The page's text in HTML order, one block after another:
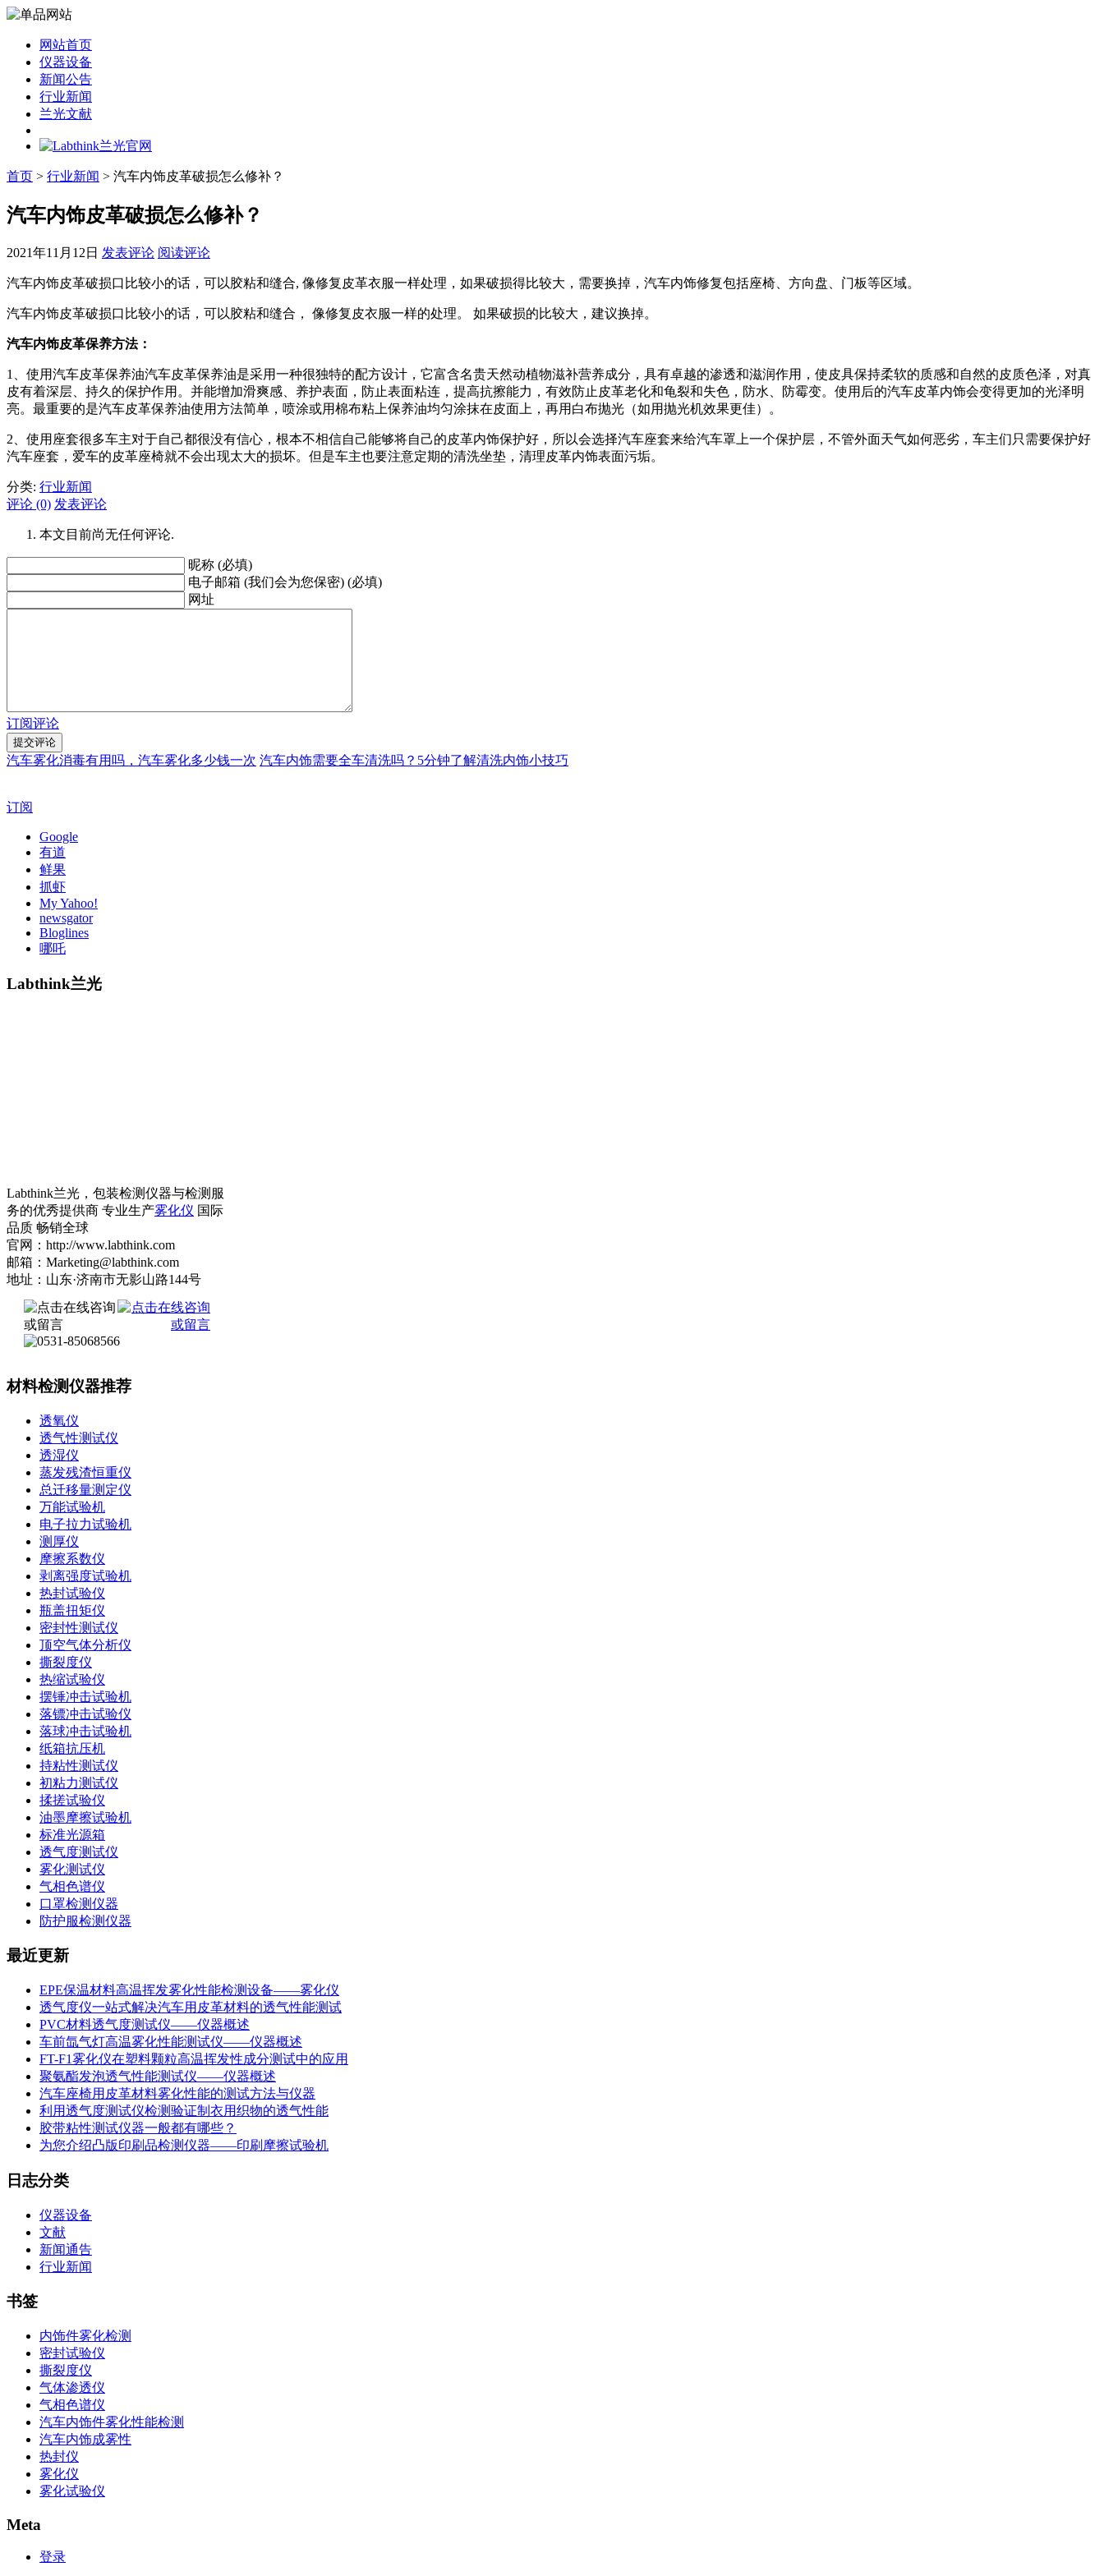
网站首页
仪器设备
新闻公告
行业新闻
兰光文献
首页 > 行业新闻 > 汽车内饰皮革破损怎么修补？
汽车内饰皮革破损怎么修补？
2021年11月12日 发表评论 阅读评论
汽车内饰皮革破损口比较小的话，可以胶粘和缝合, 像修复皮革衣服一样处理，如果破损得比较大，需要换掉，汽车内饰修复包括座椅、方向盘、门板等区域。
汽车内饰皮革破损口比较小的话，可以胶粘和缝合， 像修复皮衣服一样的处理。 如果破损的比较大，建议换掉。
汽车内饰皮革保养方法：
1、使用汽车皮革保养油汽车皮革保养油是采用一种很独特的配方设计，它富含名贵天然动植物滋补营养成分，具有卓越的渗透和滋润作用，使皮具保持柔软的质感和自然的皮质色泽，对真
皮有着深层、持久的保护作用。并能增加滑爽感、养护表面，防止表面粘连，提高抗擦能力，有效防止皮革老化和龟裂和失色，防水、防霉变。使用后的汽车皮革内饰会变得更加的光泽明
亮。最重要的是汽车皮革保养油使用方法简单，喷涂或用棉布粘上保养油均匀涂抹在皮面上，再用白布抛光（如用抛光机效果更佳）。
2、使用座套很多车主对于自己都很没有信心，根本不相信自己能够将自己的皮革内饰保护好，所以会选择汽车座套来给汽车罩上一个保护层，不管外面天气如何恶劣，车主们只需要保护好
汽车座套，爱车的皮革座椅就不会出现太大的损坏。但是车主也要注意定期的清洗坐垫，清理皮革内饰表面污垢。
分类: 行业新闻
评论 (0) 发表评论
本文目前尚无任何评论.
昵称 (必填)
电子邮箱 (我们会为您保密) (必填)
网址
订阅评论
汽车雾化消毒有用吗，汽车雾化多少钱一次 汽车内饰需要全车清洗吗？5分钟了解清洗内饰小技巧
订阅
Google
有道
鲜果
抓虾
My Yahoo!
newsgator
Bloglines
哪吒
Labthink兰光
Labthink兰光，包装检测仪器与检测服
务的优秀提供商 专业生产雾化仪 国际
品质 畅销全球
官网：http://www.labthink.com
邮箱：Marketing@labthink.com
地址：山东·济南市无影山路144号
材料检测仪器推荐
透氧仪
透气性测试仪
透湿仪
蒸发残渣恒重仪
总迁移量测定仪
万能试验机
电子拉力试验机
测厚仪
摩擦系数仪
剥离强度试验机
热封试验仪
瓶盖扭矩仪
密封性测试仪
顶空气体分析仪
撕裂度仪
热缩试验仪
摆锤冲击试验机
落镖冲击试验仪
落球冲击试验机
纸箱抗压机
持粘性测试仪
初粘力测试仪
揉搓试验仪
油墨摩擦试验机
标准光源箱
透气度测试仪
雾化测试仪
气相色谱仪
口罩检测仪器
防护服检测仪器
最近更新
EPE保温材料高温挥发雾化性能检测设备——雾化仪
透气度仪一站式解决汽车用皮革材料的透气性能测试
PVC材料透气度测试仪——仪器概述
车前氙气灯高温雾化性能测试仪——仪器概述
FT-F1雾化仪在塑料颗粒高温挥发性成分测试中的应用
聚氨酯发泡透气性能测试仪——仪器概述
汽车座椅用皮革材料雾化性能的测试方法与仪器
利用透气度测试仪检测验证制衣用织物的透气性能
胶带粘性测试仪器一般都有哪些？
为您介绍凸版印刷品检测仪器——印刷摩擦试验机
日志分类
仪器设备
文献
新闻通告
行业新闻
书签
内饰件雾化检测
密封试验仪
撕裂度仪
气体渗透仪
气相色谱仪
汽车内饰件雾化性能检测
汽车内饰成雾性
热封仪
雾化仪
雾化试验仪
Meta
登录